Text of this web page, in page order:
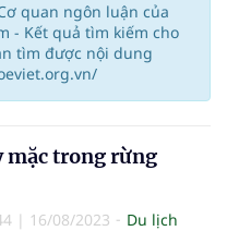
quan ngôn luận của
- Kết quả tìm kiếm cho
tìm được nội dung
mặc trong rừng
| 16/08/2023
Du lịch